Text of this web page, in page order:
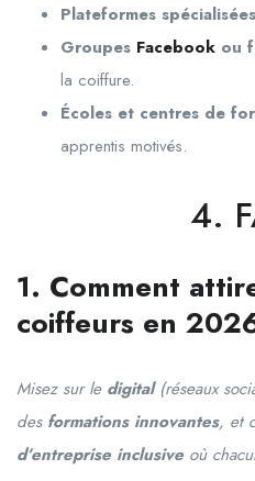
Plateformes spécialisées
Groupes Facebook ou
la coiffure.
Écoles et centres de
apprentis motivés.
4.
1. Comment
coiffeurs en
Misez sur le digital(réseaux
des formations innovantes, et
d’entreprise inclusive où